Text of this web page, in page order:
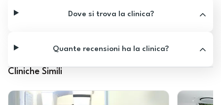
Dove si trova la clinica?
Quante recensioni ha la clinica?
Cliniche Simili